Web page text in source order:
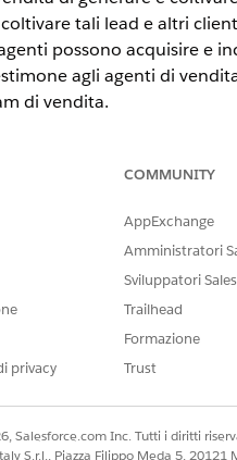
tali lead e altri
possono acquisire e
agli agenti di
di vendita.
a domande,
e riducendo l'immissione
personali per rafforzare
per guidare la qualifica
processo, evitando sprechi
e i tassi di conversione.
alimentando i clienti
privacy
COMMUNITY
AppExchange
Amministratori
Sviluppatori
Trailhead
Formazione
Trust
Salesforce.com Inc. Tutti i diritti
S.r.l., Piazza Filippo Meda 5,